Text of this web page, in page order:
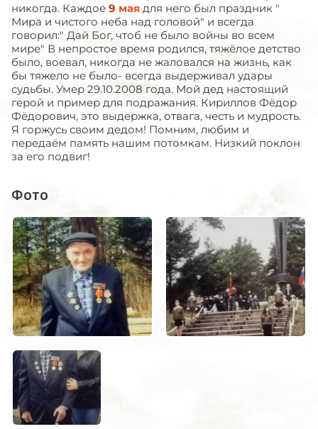
никогда. Каждое 9 мая для него был праздник "
Мира и чистого неба над головой" и всегда
говорил:" Дай Бог, чтоб не было войны во всем
мире" В непростое время родился, тяжёлое детство
было, воевал, никогда не жаловался на жизнь, как
бы тяжело не было- всегда выдерживал удары
судьбы. Умер 29.10.2008 года. Мой дед настоящий
герой и пример для подражания. Кириллов Фёдор
Фёдорович, это выдержка, отвага, честь и мудрость.
Я горжусь своим дедом! Помним, любим и
передаём память нашим потомкам. Низкий поклон
за его подвиг!
Фото